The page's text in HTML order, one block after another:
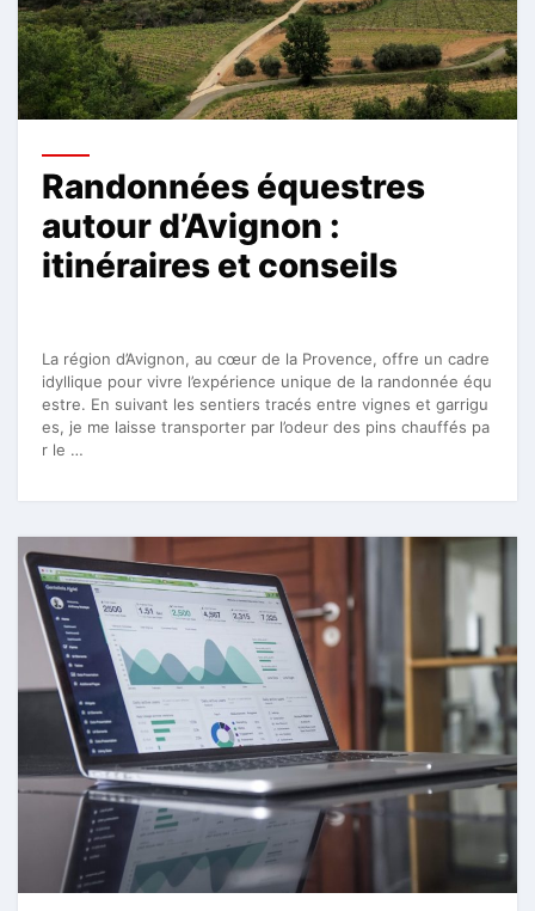
Randonnées équestres
autour d’Avignon :
itinéraires et conseils
La région d’Avignon, au cœur de la Provence, offre un cadre
idyllique pour vivre l’expérience unique de la randonnée équ
estre. En suivant les sentiers tracés entre vignes et garrigu
es, je me laisse transporter par l’odeur des pins chauffés pa
r le …